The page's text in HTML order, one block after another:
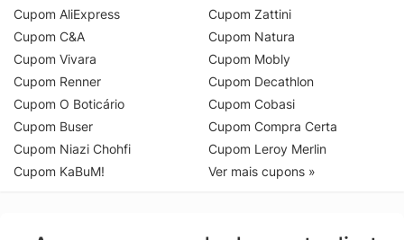
Cupom AliExpress
Cupom C&A
Cupom Vivara
Cupom Renner
Cupom O Boticário
Cupom Buser
Cupom Niazi Chohfi
Cupom KaBuM!
Cupom Zattini
Cupom Natura
Cupom Mobly
Cupom Decathlon
Cupom Cobasi
Cupom Compra Certa
Cupom Leroy Merlin
Ver mais cupons »